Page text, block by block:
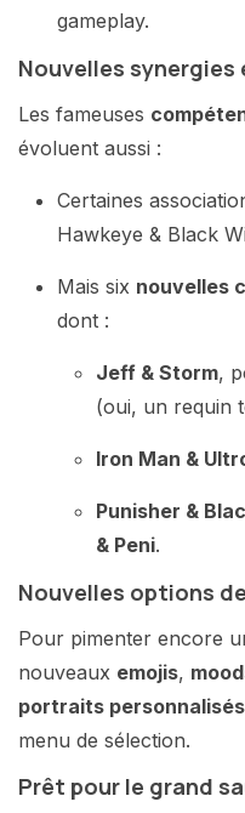
gameplay.
Nouvelles synergies
Les fameuses
évoluent aussi :
Certaines
Hawkeye & Black
Mais six nouvelles
dont :
Jeff & Storm,
(oui, un requin
Iron Man &
Punisher &
& Peni.
Nouvelles options
Pour pimenter encore
nouveaux emojis,
portraits personnalisés
menu de sélection.
Prêt pour le grand